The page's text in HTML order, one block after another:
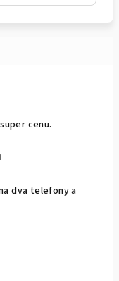
cenu.
dva telefony a